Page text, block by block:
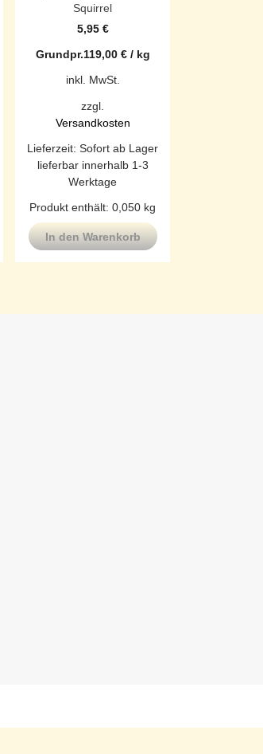
Squirrel
5,95 €
Grundpr.119,00 €/ kg
inkl. MwSt.
zzgl.
Versandkosten
Lieferzeit: Sofort ab Lager
lieferbar innerhalb 1-3
Werktage
Produkt enthält: 0,050 kg
In den Warenkorb